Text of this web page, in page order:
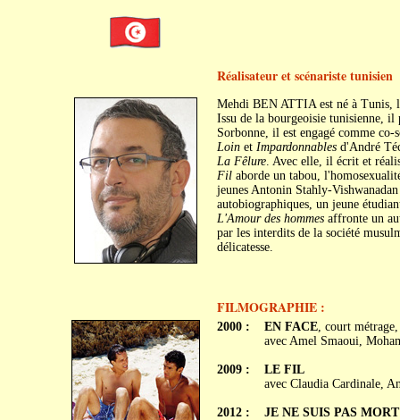
Réalisateur et scénariste tunisien
Mehdi BEN ATTIA est né à Tunis,
Issu de la bourgeoisie tunisienne,
Sorbonne, il est engagé comme co-
Loinet Impardonnablesd'André
La Fêlure. Avec elle, il écrit et
Filaborde un tabou,
jeunes Antonin Stahly-
autobiographiques, un jeune
L'Amour des hommesaffronte un
par les interdits de la société
délicatesse.
FILMOGRAPHIE :
2000 :
2009 :
2012 :
EN FACE, court
avec Amel Smaoui,
LE FIL
avec Claudia Cardinale,
JE NE SUIS PAS MORT